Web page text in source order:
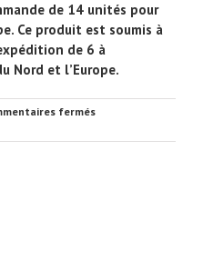
de 14 unités pour
Ce produit est soumis à
de 6 à
Nord et l’Europe.
ferméssur
Vasque